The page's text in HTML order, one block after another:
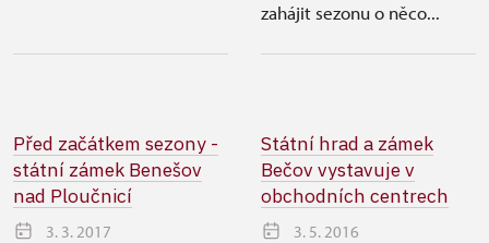
zahájit sezonu o něco...
Před začátkem sezony -
státní zámek Benešov
nad Ploučnicí
3. 3. 2017
Státní hrad a zámek
Bečov vystavuje v
obchodních centrech
3. 5. 2016